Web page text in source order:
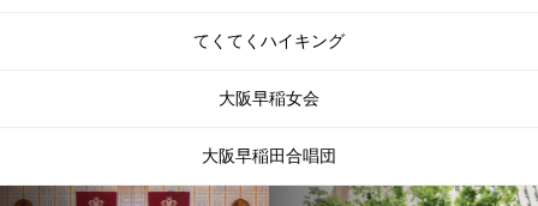
てくてくハイキング
大阪早稲女会
大阪早稲田合唱団